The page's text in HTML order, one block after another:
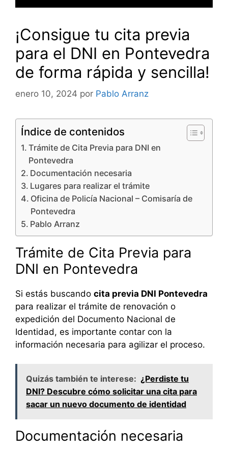
¡Consigue tu cita previa
para el DNI en Pontevedra
de forma rápida y sencilla!
enero 10, 2024 por Pablo Arranz
Índice de contenidos
Trámite de Cita Previa para DNI en
Pontevedra
Documentación necesaria
Lugares para realizar el trámite
Oficina de Policía Nacional – Comisaría de
Pontevedra
Pablo Arranz
Trámite de Cita Previa para
DNI en Pontevedra
Si estás buscando cita previa DNI Pontevedra
para realizar el trámite de renovación o
expedición del Documento Nacional de
Identidad, es importante contar con la
información necesaria para agilizar el proceso.
Quizás también te interese: ¿Perdiste tu
DNI? Descubre cómo solicitar una cita para
sacar un nuevo documento de identidad
Documentación necesaria